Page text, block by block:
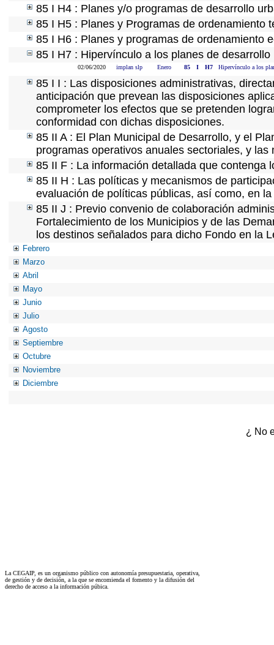
85 I H4 : Planes y/o programas de desarrollo
85 I H5 : Planes y Programas de ordenamiento
85 I H6 : Planes y programas de ordenamiento
85 I H7 : Hipervínculo a los planes de desarrollo
02/06/2020 implan slp Enero 85 I H7 Hipervínculo a los
85 I I : Las disposiciones administrativas,
anticipación que prevean las disposiciones
comprometer los efectos que se pretenden
conformidad con dichas disposiciones.
85 II A : El Plan Municipal de Desarrollo, y el
programas operativos anuales sectoriales, y
85 II F : La información detallada que contenga
85 II H : Las políticas y mecanismos de
evaluación de políticas públicas, así como, en
85 II J : Previo convenio de colaboración
Fortalecimiento de los Municipios y de las
los destinos señalados para dicho Fondo en la
Febrero
Marzo
Abril
Mayo
Junio
Julio
Agosto
Septiembre
Octubre
Noviembre
Diciembre
¿ No
La CEGAIP, es un organismo público con autonomía presupuestaria, operativa,
de gestión y de decisión, a la que se encomienda el fomento y la difusión del
derecho de acceso a la información púbica.